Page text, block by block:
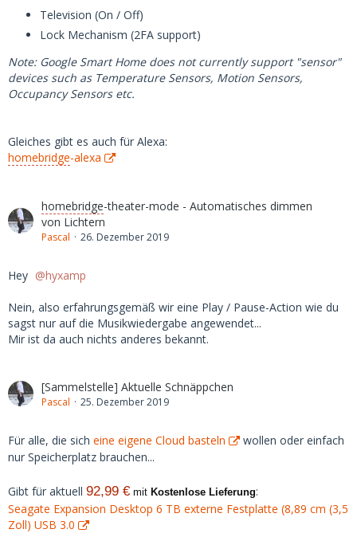
Television (On / Off)
Lock Mechanism (2FA support)
Note: Google Smart Home does not currently support "sensor"
devices such as Temperature Sensors, Motion Sensors,
Occupancy Sensors etc.
Gleiches gibt es auch für Alexa:
homebridge-alexa
homebridge-theater-mode - Automatisches dimmen
von Lichtern
Pascal 26. Dezember 2019
Hey hyxamp
Nein, also erfahrungsgemäß wir eine Play / Pause-Action wie du
sagst nur auf die Musikwiedergabe angewendet...
Mir ist da auch nichts anderes bekannt.
[Sammelstelle] Aktuelle Schnäppchen
Pascal 25. Dezember 2019
Für alle, die sich eine eigene Cloud basteln
wollen oder einfach
nur Speicherplatz brauchen...
Gibt für aktuell 92,99 € mit Kostenlose Lieferung:
Seagate Expansion Desktop 6 TB externe Festplatte (8,89 cm (3,5
Zoll) USB 3.0